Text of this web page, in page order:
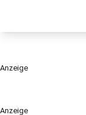
Anzeige
Anzeige